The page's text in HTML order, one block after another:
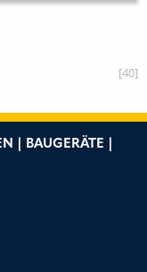
[40]
| BAUGERÄTE |